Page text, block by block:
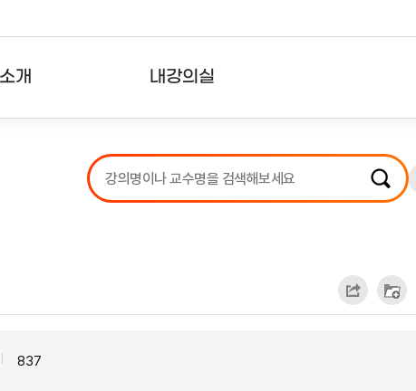
개 내강의실
강의리스트
수강확인증강의
837